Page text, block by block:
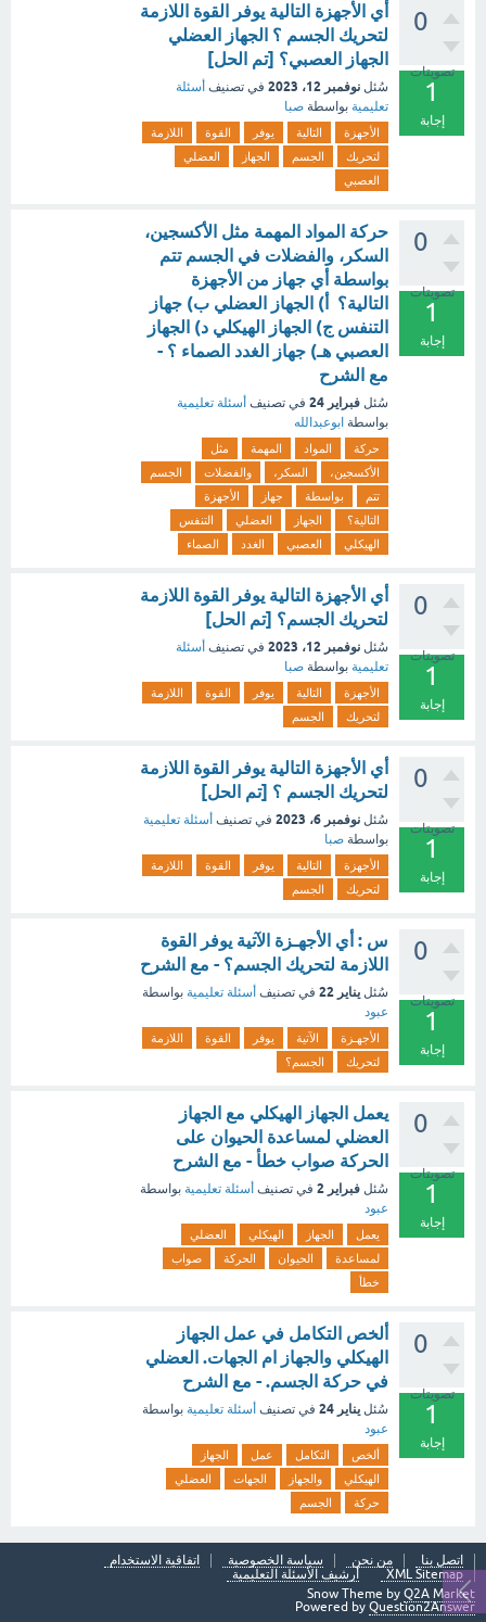
0
تصويتات
1
إجابة
أي الأجهزة التالية يوفر القوة اللازمة
لتحريك الجسم ؟ الجهاز العضلي
الجهاز العصبي؟ [تم الحل]
سُئل نوفمبر 12، 2023 في تصنيف أسئلة
تعليمية بواسطة صبا
الأجهزة التالية يوفر القوة
اللازمة
لتحريك
الجسم الجهاز
العضلي
العصبي
0
تصويتات
1
إجابة
حركة المواد المهمة مثل الأكسجين،
السكر، والفضلات في الجسم تتم
بواسطة أي جهاز من الأجهزة
التالية؟ أ) الجهاز العضلي ب) جهاز
التنفس ج) الجهاز الهيكلي د) الجهاز
العصبي هـ) جهاز الغدد الصماء ؟ -
مع الشرح
سُئل فبراير 24 في تصنيف أسئلة تعليمية
بواسطة ابوعبدالله
حركة المواد المهمة
مثل
الأكسجين،
السكر، والفضلات
الجسم
تتم
بواسطة جهاز
الأجهزة
التالية؟
الجهاز العضلي
التنفس
الهيكلي
العصبي الغدد الصماء
0
تصويتات
1
إجابة
أي الأجهزة التالية يوفر القوة اللازمة
لتحريك الجسم؟ [تم الحل]
سُئل نوفمبر 12، 2023 في تصنيف أسئلة
تعليمية بواسطة صبا
الأجهزة التالية يوفر القوة
اللازمة
لتحريك
الجسم
0
تصويتات
1
إجابة
أي الأجهزة التالية يوفر القوة اللازمة
لتحريك الجسم ؟ [تم الحل]
سُئل نوفمبر 6، 2023 في تصنيف أسئلة تعليمية
بواسطة صبا
الأجهزة التالية يوفر القوة
اللازمة
لتحريك
الجسم
0
تصويتات
1
إجابة
س : أي الأجهـزة الآتية يوفر القوة
اللازمة لتحريك الجسم؟ - مع الشرح
سُئل يناير 22 في تصنيف أسئلة تعليمية بواسطة
عبود
الأجهـزة الآتية يوفر القوة
اللازمة
لتحريك
الجسم؟
0
تصويتات
1
إجابة
يعمل الجهاز الهيكلي مع الجهاز
العضلي لمساعدة الحيوان على
الحركة صواب خطأ - مع الشرح
سُئل فبراير 2 في تصنيف أسئلة تعليمية بواسطة
عبود
يعمل الجهاز الهيكلي
العضلي
لمساعدة
الحيوان الحركة
صواب
خطأ
0
تصويتات
1
إجابة
ألخص التكامل في عمل الجهاز
الهيكلي والجهاز ام الجهات. العضلي
في حركة الجسم. - مع الشرح
سُئل يناير 24 في تصنيف أسئلة تعليمية بواسطة
عبود
ألخص التكامل عمل
الجهاز
الهيكلي
والجهاز الجهات
العضلي
حركة
الجسم
اتصل بنا من نحن سياسة الخصوصية
اتفاقية الاستخدام
XML Sitemap
أرشيف الأسئلة التعليمية
Snow Theme by Q2A Market
Powered by Question2Answer